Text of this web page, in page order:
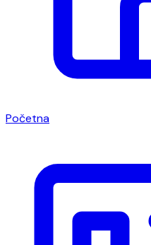
Početna